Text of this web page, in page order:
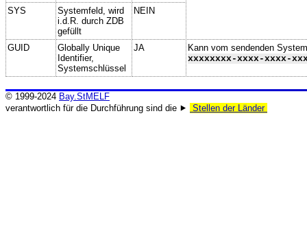
SYS
Systemfeld, wird
i.d.R. durch ZDB
gefüllt
NEIN
GUID
Globally Unique
Identifier,
Systemschlüssel
JA
Kann vom sendenden
xxxxxxxx-xxxx-xxxx-
© 1999-2024 Bay.StMELF
verantwortlich für die Durchführung sind die ⯈
Stellen der Länder